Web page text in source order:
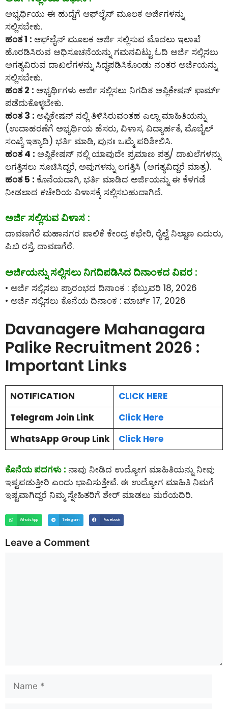
ಅಭ್ಯರ್ಥಿಯು ಈ ಹುದ್ದೆಗೆ ಆಫ್‌ಲೈನ್‌ ಮೂಲಕ ಅರ್ಜಿಗಳನ್ನು
ಸಲ್ಲಿಸಬೇಕು.
ಹಂತ 1 : ಆಫ್‌ಲೈನ್‌ ಮೂಲಕ ಅರ್ಜಿ ಸಲ್ಲಿಸುವ ಮೊದಲು ಇಲಾಖೆ
ಹೊರಡಿಸಿರುವ ಅಧಿಸೂಚನೆಯನ್ನು ಗಮನವಿಟ್ಟು ಓದಿ ಅರ್ಜಿ ಸಲ್ಲಿಸಲು
ಅಗತ್ಯವಿರುವ ದಾಖಲೆಗಳನ್ನು ಸಿದ್ಧಪಡಿಸಿಕೊಂಡು ನಂತರ ಅರ್ಜಿಯನ್ನು
ಸಲ್ಲಿಸಬೇಕು.
ಹಂತ 2 : ಅಭ್ಯರ್ಥಿಗಳು ಅರ್ಜಿ ಸಲ್ಲಿಸಲು ನಿಗದಿತ ಅಪ್ಲಿಕೇಷನ್ ಫಾರ್ಮ್
ಪಡೆದುಕೊಳ್ಳಬೇಕು.
ಹಂತ 3 : ಅಪ್ಲಿಕೇಷನ್ ನಲ್ಲಿ ತಿಳಿಸಿರುವಂತಹ ಎಲ್ಲಾ ಮಾಹಿತಿಯನ್ನು
(ಉದಾಹರಣೆಗೆ ಅಭ್ಯರ್ಥಿಯ ಹೆಸರು, ವಿಳಾಸ, ವಿದ್ಯಾರ್ಹತೆ, ಮೊಬೈಲ್
ಸಂಖ್ಯೆ ಇತ್ಯಾದಿ) ಭರ್ತಿ ಮಾಡಿ, ಪುನಃ ಒಮ್ಮೆ ಪರಿಶೀಲಿಸಿ.
ಹಂತ 4 : ಅಪ್ಲಿಕೇಷನ್ ನಲ್ಲಿ ಯಾವುದೇ ಪ್ರಮಾಣ ಪತ್ರ/ ದಾಖಲೆಗಳನ್ನು
ಲಗತ್ತಿಸಲು ಸೂಚಿಸಿದ್ದರೆ, ಅವುಗಳನ್ನು ಲಗತ್ತಿಸಿ (ಅಗತ್ಯವಿದ್ದರೆ ಮಾತ್ರ).
ಹಂತ 5 : ಕೊನೆಯದಾಗಿ, ಭರ್ತಿ ಮಾಡಿದ ಅರ್ಜಿಯನ್ನು ಈ ಕೆಳಗಡೆ
ನೀಡಲಾದ ಕಚೇರಿಯ ವಿಳಾಸಕ್ಕೆ ಸಲ್ಲಿಸಬಹುದಾಗಿದೆ.
ಅರ್ಜಿ ಸಲ್ಲಿಸುವ ವಿಳಾಸ :
ದಾವಣಗೆರೆ ಮಹಾನಗರ ಪಾಲಿಕೆ ಕೇಂದ್ರ ಕಛೇರಿ, ರೈಲ್ವೆ ನಿಲ್ದಾಣ ಎದುರು,
ಪಿ.ಬಿ ರಸ್ತೆ, ದಾವಣಗೆರೆ.
ಅರ್ಜಿಯನ್ನು ಸಲ್ಲಿಸಲು ನಿಗದಿಪಡಿಸಿದ ದಿನಾಂಕದ ವಿವರ :
• ಅರ್ಜಿ ಸಲ್ಲಿಸಲು ಪ್ರಾರಂಭದ ದಿನಾಂಕ : ಫೆಬ್ರುವರಿ 18, 2026
• ಅರ್ಜಿ ಸಲ್ಲಿಸಲು ಕೊನೆಯ ದಿನಾಂಕ : ಮಾರ್ಚ್ 17, 2026
Davanagere Mahanagara
Palike Recruitment 2026 :
Important Links
NOTIFICATION
CLICK HERE
Telegram Join Link
Click Here
WhatsApp Group Link
Click Here
ಕೊನೆಯ ಪದಗಳು : ನಾವು ನೀಡಿದ ಉದ್ಯೋಗ ಮಾಹಿತಿಯನ್ನು ನೀವು
ಇಷ್ಟಪಡುತ್ತೀರಿ ಎಂದು ಭಾವಿಸುತ್ತೇವೆ. ಈ ಉದ್ಯೋಗ ಮಾಹಿತಿ ನಿಮಗೆ
ಇಷ್ಟವಾಗಿದ್ದರೆ ನಿಮ್ಮ ಸ್ನೇಹಿತರಿಗೆ ಶೇರ್ ಮಾಡಲು ಮರೆಯದಿರಿ.
WhatsApp Telegram Facebook
Leave a Comment